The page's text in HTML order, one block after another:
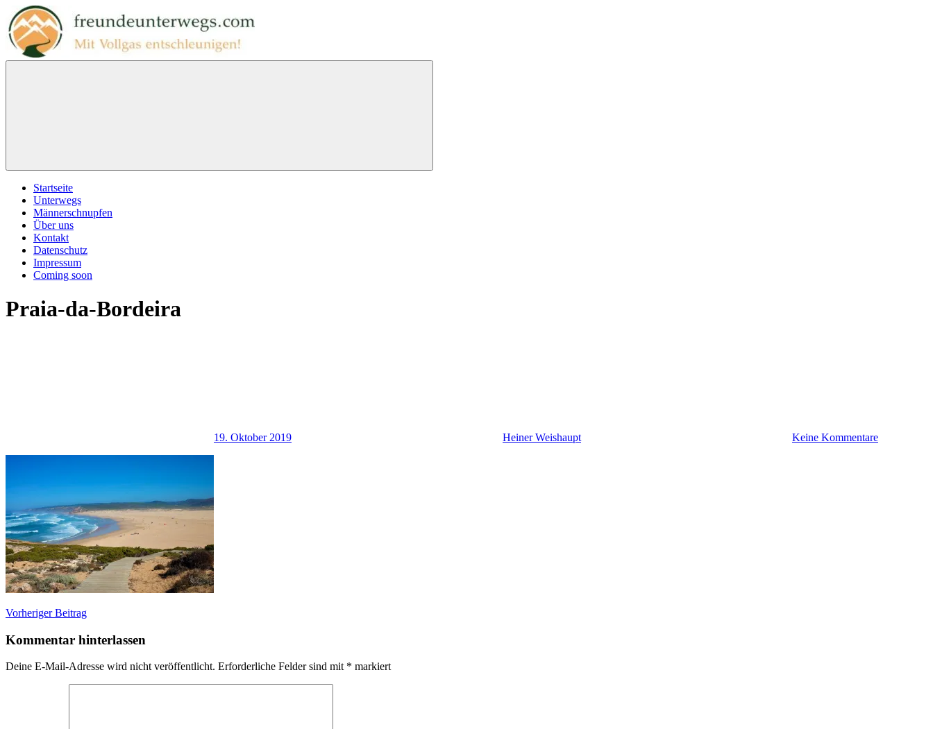
Zum
Inhalt
springen
Menu
Startseite
Unterwegs
Männerschnupfen
Über uns
Kontakt
Datenschutz
Impressum
Coming soon
Praia-da-Bordeira
19. Oktober 2019 Heiner Weishaupt Keine Kommentare
Beitragsnavigation
Vorheriger Beitrag
Kommentar hinterlassen
Deine E-Mail-Adresse wird nicht veröffentlicht. Erforderliche Felder sind mit * markiert